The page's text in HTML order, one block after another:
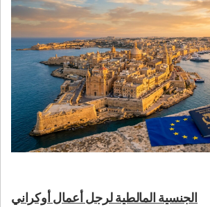
الجنسية المالطية لرجل أعمال أوكراني